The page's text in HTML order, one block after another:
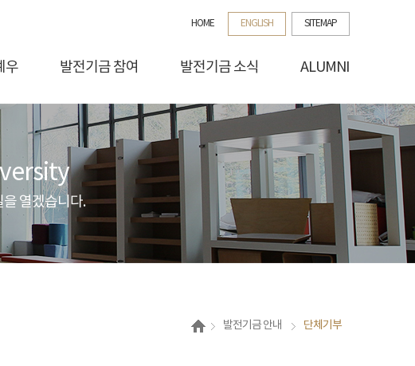
HOME ENGLISH SITEMAP
우 발전기금 참여 발전기금 소식 ALUMNI
을 열겠습니다.
발전기금 안내 단체기부